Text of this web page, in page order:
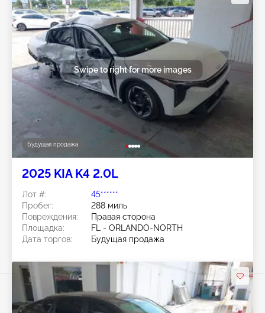
Будущая продажа
Swipe to right for more images
2025 KIA K4 2.0L
Лот #:
45******
Пробег:
288 миль
Повреждения:
Правая сторона
Площадка:
FL - ORLANDO-NORTH
Дата торгов:
Будущая продажа